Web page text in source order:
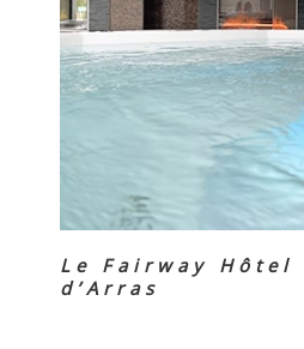
Le Fairway Hôtel
d’Arras